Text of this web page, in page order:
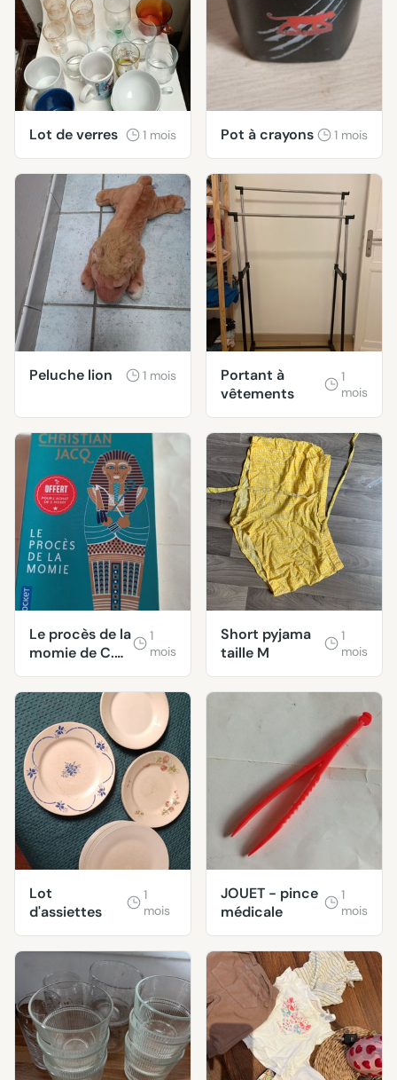
Lot de verres 1 mois Pot à crayons 1 mois
Peluche lion 1 mois
Portant à
vêtements
1
mois
Le procès de la
momie de C.
Jacq
1
mois
Short pyjama
taille M
1
mois
Lot
d'assiettes
1
mois
JOUET - pince
médicale
1
mois